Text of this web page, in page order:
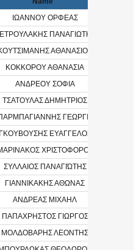
ΙΩΑΝΝΟΥ ΟΡΦΕΑΣ
ΠΑΝΑΓΙΩΤΗΣ
ΑΘΑΝΑΣΙΟΣ
ΚΟΚΚΟΡΟΥ ΑΘΑΝΑΣΙΑ
ΑΝΔΡΕΟΥ ΣΟΦΙΑ
ΤΣΑΤΟΥΛΑΣ ΔΗΜΗΤΡΙΟΣ
ΓΕΩΡΓΙΟΣ
ΓΚΟΥΒΟΥΣΗΣ ΕΥΑΓΓΕΛΟΣ
ΧΡΙΣΤΟΦΟΡΟΣ
ΣΥΛΛΑΙΟΣ ΠΑΝΑΓΙΏΤΗΣ
ΓΙΑΝΝΙΚΑΚΗΣ ΑΘΩΝΑΣ
ΑΝΔΡΕΑΣ ΜΙΧΑΗΛ
ΠΑΠΑΧΡΗΣΤΟΣ ΓΙΩΡΓΟΣ
ΜΟΛΔΟΒΑΡΗΣ ΛΕΟΝΤΗΣ